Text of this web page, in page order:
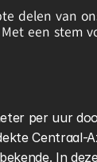
delen van
een stem
per uur
Centraal-
In